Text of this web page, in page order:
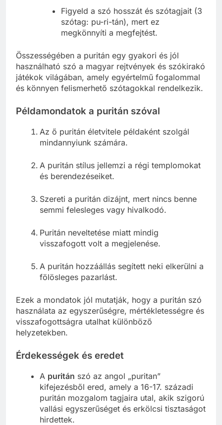
Figyeld a szó hosszát és szótagjait (3
szótag: pu-ri-tán), mert ez
megkönnyíti a megfejtést.
Összességében a puritán egy gyakori és jól
használható szó a magyar rejtvények és szókirakó
játékok világában, amely egyértelmű fogalommal
és könnyen felismerhető szótagokkal rendelkezik.
Példamondatok a puritán szóval
Az ő puritán életvitele példaként szolgál
mindannyiunk számára.
A puritán stílus jellemzi a régi templomokat
és berendezéseiket.
Szereti a puritán dizájnt, mert nincs benne
semmi felesleges vagy hivalkodó.
Puritán neveltetése miatt mindig
visszafogott volt a megjelenése.
A puritán hozzáállás segített neki elkerülni a
fölösleges pazarlást.
Ezek a mondatok jól mutatják, hogy a puritán szó
használata az egyszerűségre, mértékletességre és
visszafogottságra utalhat különböző
helyzetekben.
Érdekességek és eredet
A puritán szó az angol „puritan”
kifejezésből ered, amely a 16-17. századi
puritán mozgalom tagjaira utal, akik szigorú
vallási egyszerűséget és erkölcsi tisztaságot
hirdettek.